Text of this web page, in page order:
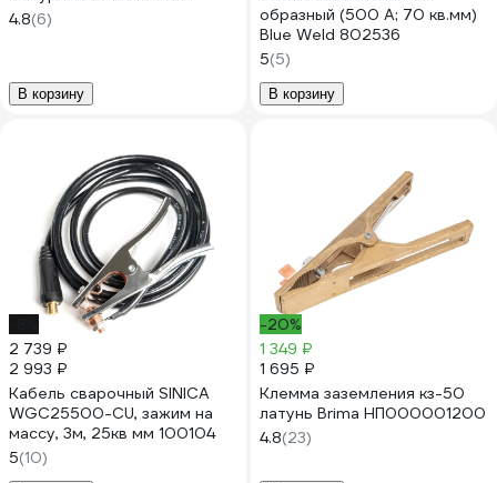
4.8(6)
В корзину
образный (500 А; 70 кв.мм)
Blue Weld 802536
5(5)
В корзину
2 739 ₽
2 993 ₽
Кабель сварочный SINICA
WGC25500-CU, зажим на
массу, 3м, 25кв мм 100104
5(10)
-20%
1 349 ₽
1 695 ₽
Клемма заземления кз-50
латунь Brima НП000001200
4.8(23)